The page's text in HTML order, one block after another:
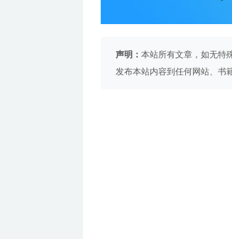
声明： 本站所有文章，如无特
发布本站内容到任何网站、书